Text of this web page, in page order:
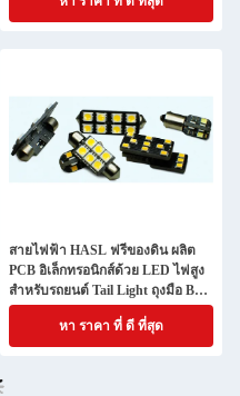
สายไฟฟ้า HASL ฟรีของดิน ผลิต
PCB อิเล็กทรอนิกส์ด้วย LED ไฟสูง
สําหรับรถยนต์ Tail Light ถุงมือ Box
Light
หา ราคา ที่ ดี ที่สุด